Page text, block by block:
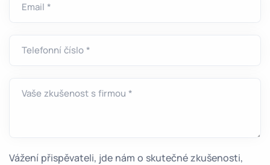
Email *
Telefonní číslo *
Vaše zkušenost s firmou *
Vážení přispěvateli, jde nám o skutečné zkušenosti,